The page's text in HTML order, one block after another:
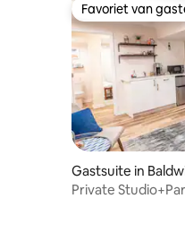
Favoriet van
Favoriet van
Gastsuite in
Private